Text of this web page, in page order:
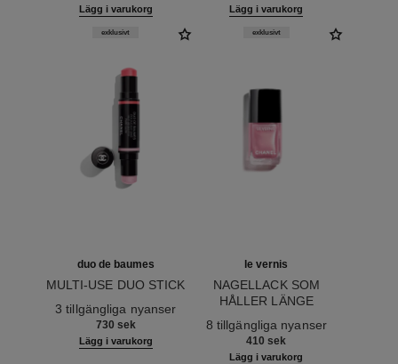
Lägg i varukorg Lägg i varukorg
duo de baumes
MULTI-USE DUO STICK
Ref. 151608
exklusivt
3 tillgängliga nyanser
730 sek
Lägg i varukorg
le vernis
NAGELLACK SOM
HÅLLER LÄNGE
Ref. 179413
exklusivt
8 tillgängliga nyanser
410 sek
Lägg i varukorg